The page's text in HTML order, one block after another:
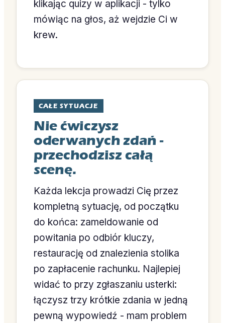
klikając quizy w aplikacji - tylko
mówiąc na głos, aż wejdzie Ci w
krew.
CAŁE SYTUACJE
Nie ćwiczysz
oderwanych zdań -
przechodzisz całą
scenę.
Każda lekcja prowadzi Cię przez
kompletną sytuację, od początku
do końca: zameldowanie od
powitania po odbiór kluczy,
restaurację od znalezienia stolika
po zapłacenie rachunku. Najlepiej
widać to przy zgłaszaniu usterki:
łączysz trzy krótkie zdania w jedną
pewną wypowiedź - mam problem